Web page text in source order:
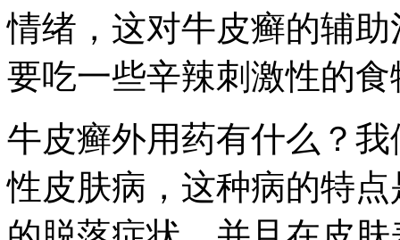
情绪，这对牛皮癣的辅
要吃一些辛辣刺激性的
牛皮癣外用药有什么？
性皮肤病，这种病的特